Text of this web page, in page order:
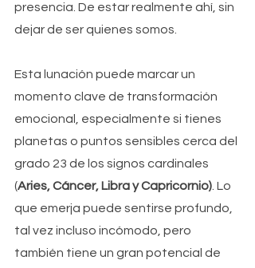
presencia. De estar realmente ahí, sin
dejar de ser quienes somos.
Esta lunación puede marcar un
momento clave de transformación
emocional, especialmente si tienes
planetas o puntos sensibles cerca del
grado 23 de los signos cardinales
(Aries, Cáncer, Libra y Capricornio) . Lo
que emerja puede sentirse profundo,
tal vez incluso incómodo, pero
también tiene un gran potencial de